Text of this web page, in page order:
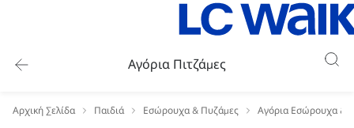
Αγόρια Πιτζάμες
Αρχική Σελίδα Παιδιά Εσώρουχα & Πυζάμες Αγόρια Εσώρουχα &